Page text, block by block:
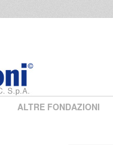
ALTRE FONDAZIONI